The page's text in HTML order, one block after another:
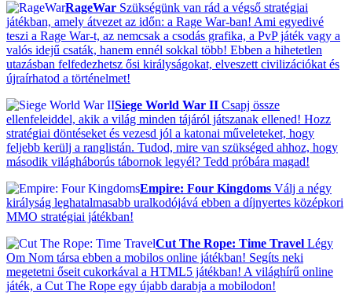
RageWar Szükségünk van rád a végső stratégiai
játékban, amely átvezet az időn: a Rage War-ban! Ami egyedivé
teszi a Rage War-t, az nemcsak a csodás grafika, a PvP játék vagy a
valós idejű csaták, hanem ennél sokkal több! Ebben a hihetetlen
utazásban felfedezhetsz ősi királyságokat, elveszett civilizációkat és
újraírhatod a történelmet!
Siege World War II Csapj össze
ellenfeleiddel, akik a világ minden tájáról játszanak ellened! Hozz
stratégiai döntéseket és vezesd jól a katonai műveleteket, hogy
feljebb kerülj a ranglistán. Tudod, mire van szükséged ahhoz, hogy
második világháborús tábornok legyél? Tedd próbára magad!
Empire: Four Kingdoms Válj a négy
királyság leghatalmasabb uralkodójává ebben a díjnyertes középkori
MMO stratégiai játékban!
Cut The Rope: Time Travel Légy
Om Nom társa ebben a mobilos online játékban! Segíts neki
megetetni őseit cukorkával a HTML5 játékban! A világhírű online
játék, a Cut The Rope egy újabb darabja a mobilodon!